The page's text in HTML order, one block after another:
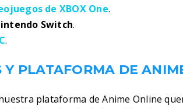
de XBOX One.
Switch.
.
Y PLATAFORMA DE
plataforma de Anime Online